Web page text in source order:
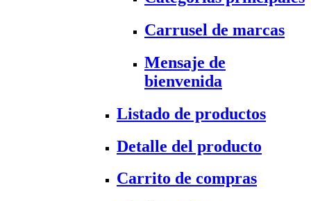
Carrusel de marcas
Mensaje de
bienvenida
Listado de productos
Detalle del producto
Carrito de compras